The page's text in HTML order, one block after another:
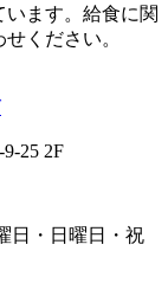
ます。給食に関
ください。
25 2F
日・日曜日・祝